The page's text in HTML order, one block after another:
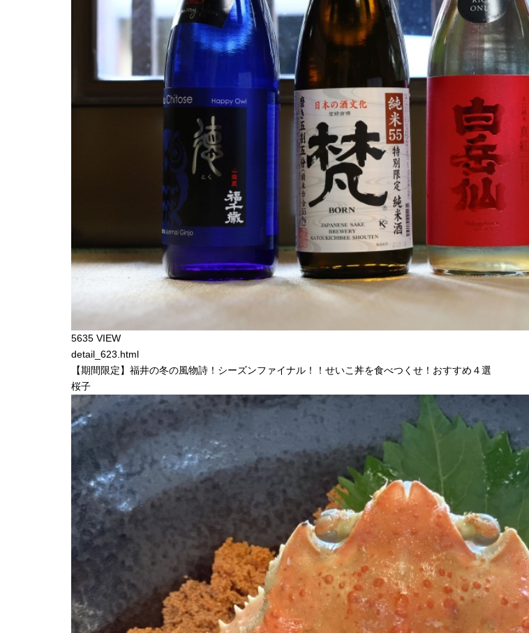
5635 VIEW
detail_623.html
【期間限定】福井の冬の風物詩！シーズンファイナル！！せいこ丼を食べつくせ！おすすめ４選
桜子